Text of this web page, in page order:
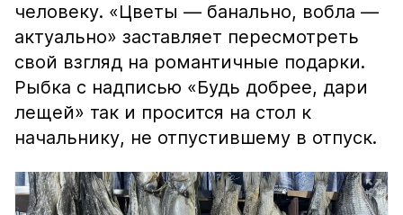
человеку. «Цветы — банально, вобла —
актуально» заставляет пересмотреть
свой взгляд на романтичные подарки.
Рыбка с надписью «Будь добрее, дари
лещей» так и просится на стол к
начальнику, не отпустившему в отпуск.